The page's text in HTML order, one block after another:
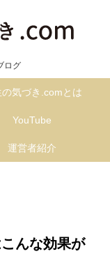
ログ
の気づき.comとは
YouTube
運営者紹介
んな効果が